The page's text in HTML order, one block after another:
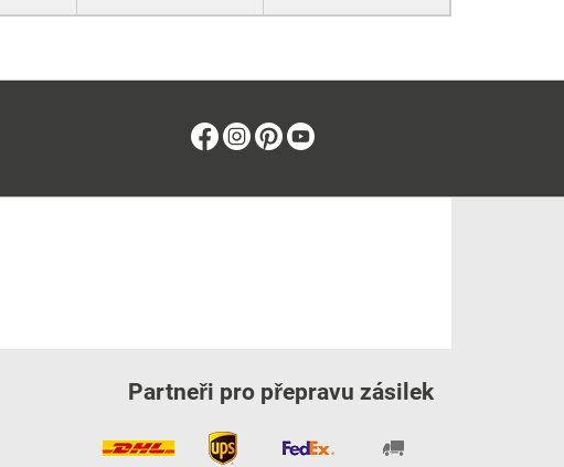
Facebook
Instagram
Pinterest
Partneři pro přepravu zásilek